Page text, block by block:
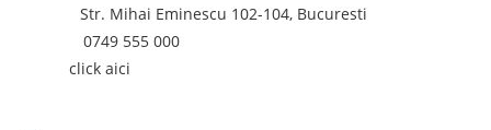
Adresa:Str. Mihai Eminescu 102-104, Bucuresti
Telefon:0749 555 000
Email:click aici